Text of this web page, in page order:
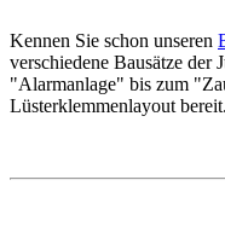
Kennen Sie schon unseren
verschiedene Bausätze der
"Alarmanlage" bis zum
Lüsterklemmenlayout bereit.